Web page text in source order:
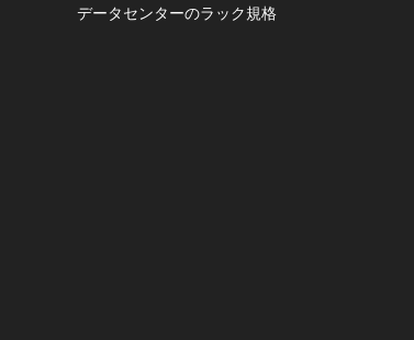
データセンターのラック規格